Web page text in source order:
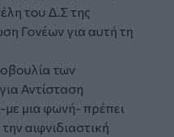
του Δ.Σ της
Γονέων για αυτή τη
των
Αντίσταση
με μια φωνή- πρέπει
αιφνιδιαστική